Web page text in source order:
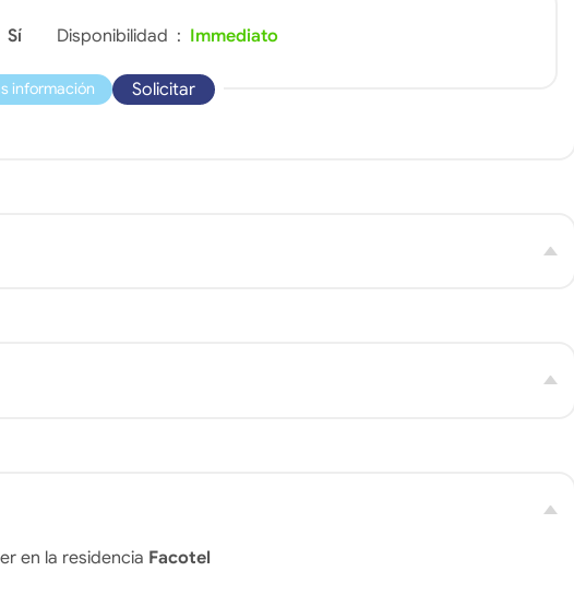
Sí Disponibilidad : Immediato
información Solicitar
en la residencia Facotel